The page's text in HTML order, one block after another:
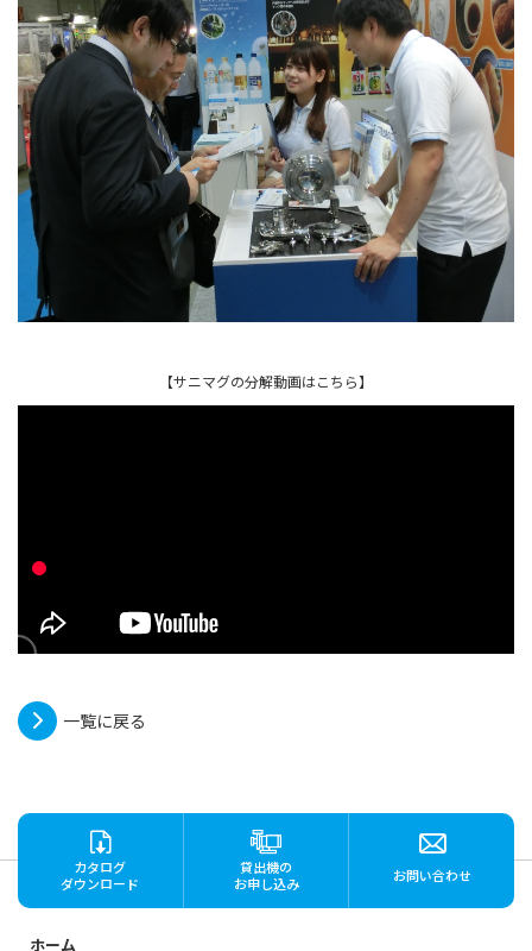
【サニマグの分解動画はこちら】
一覧に戻る
カタログ
ダウンロード
貸出機の
お申し込み
お問い合わせ
ホーム